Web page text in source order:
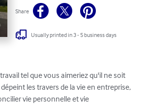
Share
Usually printed in 3 - 5 business days
tel que vous aimeriez qu'il ne soit
les travers de la vie en entreprise,
vie personnelle et vie